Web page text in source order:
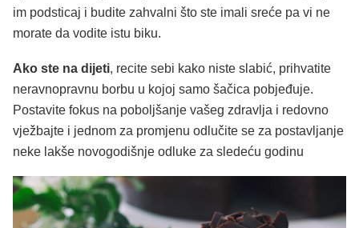
im podsticaj i budite zahvalni što ste imali sreće pa vi ne
morate da vodite istu biku.
Ako ste na dijeti, recite sebi kako niste slabić, prihvatite
neravnopravnu borbu u kojoj samo šačica pobjeđuje.
Postavite fokus na poboljšanje vašeg zdravlja i redovno
vježbajte i jednom za promjenu odlučite se za postavljanje
neke lakše novogodišnje odluke za sledeću godinu